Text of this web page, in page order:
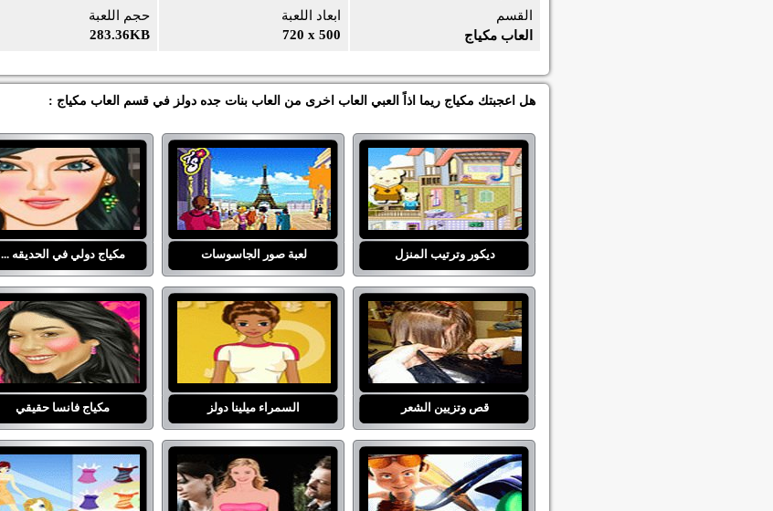
حجم اللعبة
283.36KB
ابعاد اللعبة
720 x 500
القسم
العاب مكياج
هل اعجبتك مكياج ريما اذاً العبي العاب اخرى من العاب بنات جده دولز في قسم العاب مكياج :
ديكور وترتيب المنزل لعبة صور الجاسوسات مكياج دولي في الحديقه ...
قص وتزيين الشعر السمراء ميلينا دولز مكياج فانسا حقيقي